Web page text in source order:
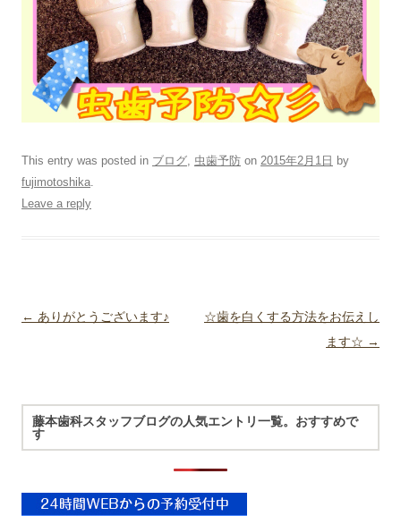
This entry was posted in ブログ 虫歯予防 on 2015年2月1日 by
fujimotoshika
Leave a reply
Post navigation
← ありがとうございます♪
☆歯を白くする方法をお伝えし
ます☆ →
藤本歯科スタッフブログの人気エントリ一覧。おすすめで
す